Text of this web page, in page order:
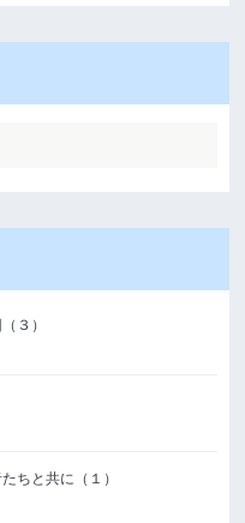
３）
ちと共に（１）